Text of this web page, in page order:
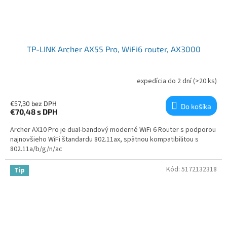
TP-LINK Archer AX55 Pro, WiFi6 router, AX3000
expedícia do 2 dní(>20 ks)
€57,30 bez DPH
€70,48s DPH
Do košíka
Archer AX10 Pro je dual-bandový moderné WiFi 6 Router s podporou
najnovšieho WiFi štandardu 802.11ax, spätnou kompatibilitou s
802.11a/b/g/n/ac
Tip Kód: 5172132318